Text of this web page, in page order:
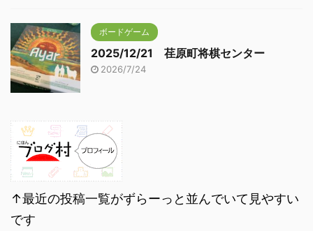
ボードゲーム
2025/12/21 荏原町将棋センター
2026/7/24
↑最近の投稿一覧がずらーっと並んでいて見やすい
です